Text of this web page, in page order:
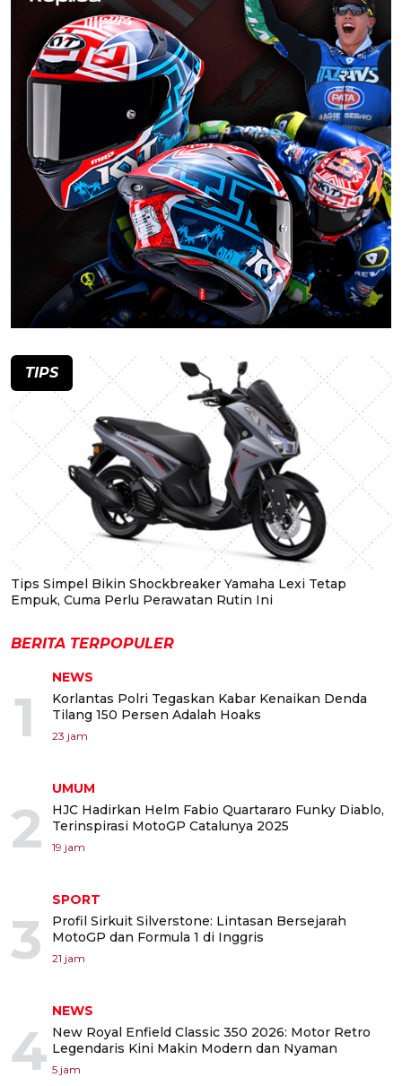
TIPS
Tips Simpel Bikin Shockbreaker Yamaha Lexi Tetap
Empuk, Cuma Perlu Perawatan Rutin Ini
BERITA TERPOPULER
1
NEWS
Korlantas Polri Tegaskan Kabar Kenaikan Denda
Tilang 150 Persen Adalah Hoaks
23 jam
2
UMUM
HJC Hadirkan Helm Fabio Quartararo Funky Diablo,
Terinspirasi MotoGP Catalunya 2025
19 jam
3
SPORT
Profil Sirkuit Silverstone: Lintasan Bersejarah
MotoGP dan Formula 1 di Inggris
21 jam
4
NEWS
New Royal Enfield Classic 350 2026: Motor Retro
Legendaris Kini Makin Modern dan Nyaman
5 jam